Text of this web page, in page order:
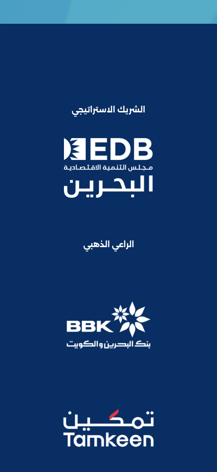
الشريك الاستراتيجي
الراعي الذهبي